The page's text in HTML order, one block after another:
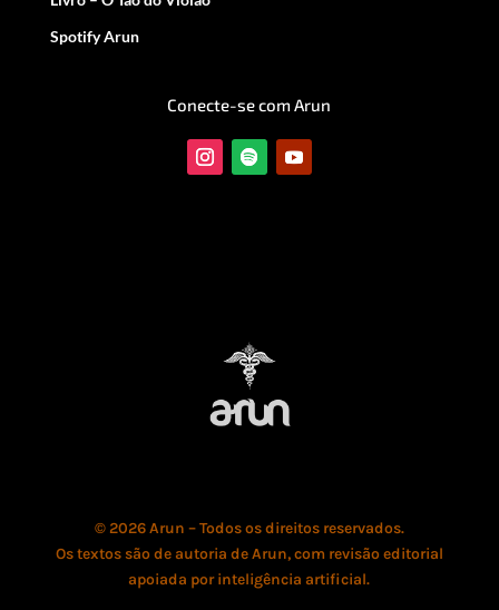
Spotify Arun
Conecte-se com Arun
© 2026 Arun – Todos os direitos reservados.
Os textos são de autoria de Arun, com revisão editorial
apoiada por inteligência artificial.